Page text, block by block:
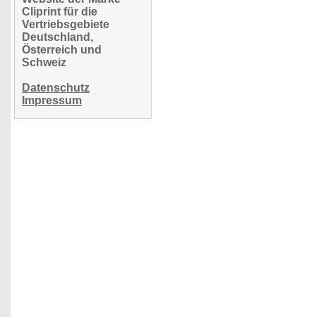
Cliprint für die
Vertriebsgebiete
Deutschland,
Österreich und
Schweiz
Datenschutz
Impressum